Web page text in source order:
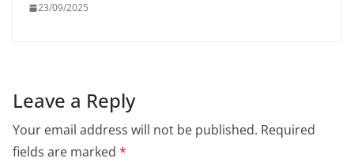
23/09/2025
Leave a Reply
Your email address will not be published. Required
fields are marked *